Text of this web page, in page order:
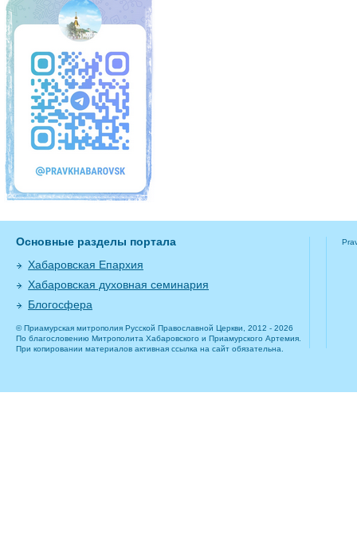
Основные разделы портала
Хабаровская Епархия
Хабаровская духовная семинария
Блогосфера
© Приамурская митрополия Русской Православной Церкви, 2012 - 2026
По благословению Митрополита Хабаровского и Приамурского Артемия.
При копировании материалов активная ссылка на сайт обязательна.